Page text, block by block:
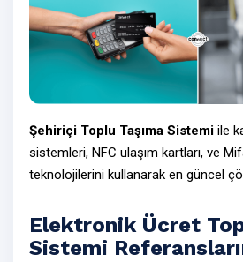
Şehiriçi Toplu Taşıma Sistemi ile
sistemleri, NFC ulaşım kartları, ve
teknolojilerini kullanarak en güncel
Elektronik Ücret
Sistemi